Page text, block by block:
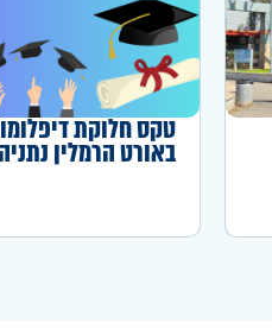
טקס חלוקת
באורט הרמלין